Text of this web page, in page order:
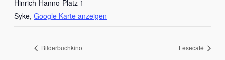
Hinrich-Hanno-Platz 1
Syke, Google Karte anzeigen
Bilderbuchkino Lesecafé